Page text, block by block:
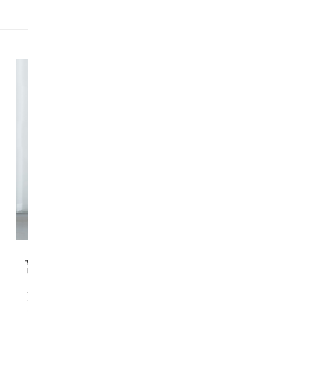
¥
ダンス ドレス 優美なラ